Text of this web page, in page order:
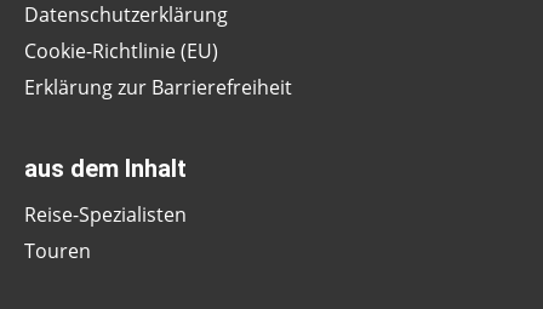
Datenschutzerklärung
Cookie-Richtlinie (EU)
Erklärung zur Barrierefreiheit
aus dem Inhalt
Reise-Spezialisten
Touren